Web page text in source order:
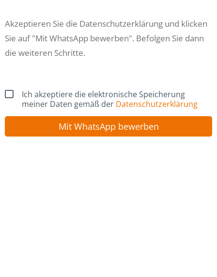
Akzeptieren Sie die Datenschutzerklärung und klicken
Sie auf "Mit WhatsApp bewerben". Befolgen Sie dann
die weiteren Schritte.
Ich akzeptiere die elektronische Speicherung
meiner Daten gemäß der Datenschutzerklärung
Mit WhatsApp bewerben